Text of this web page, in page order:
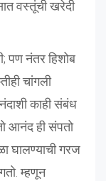
वस्तूंची खरेदी
पण नंतर हिशोब
चांगली
काही संबंध
आनंद ही संपतो
घालण्याची गरज
म्हणून